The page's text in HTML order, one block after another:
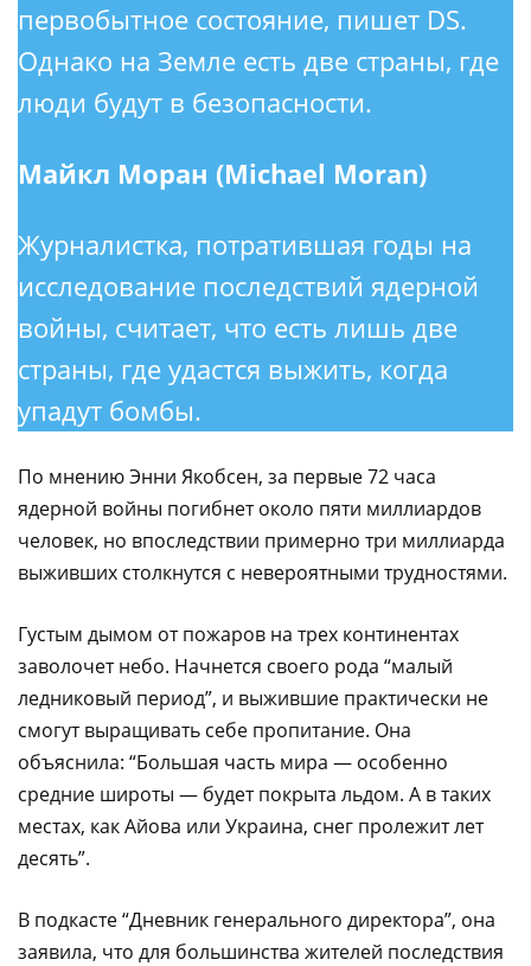
первобытное состояние, пишет DS.
Однако на Земле есть две страны, где
люди будут в безопасности.
Майкл Моран (Michael Moran)
Журналистка, потратившая годы на
исследование последствий ядерной
войны, считает, что есть лишь две
страны, где удастся выжить, когда
упадут бомбы.
По мнению Энни Якобсен, за первые 72 часа
ядерной войны погибнет около пяти миллиардов
человек, но впоследствии примерно три миллиарда
выживших столкнутся с невероятными трудностями.
Густым дымом от пожаров на трех континентах
заволочет небо. Начнется своего рода “малый
ледниковый период”, и выжившие практически не
смогут выращивать себе пропитание. Она
объяснила: “Большая часть мира — особенно
средние широты — будет покрыта льдом. А в таких
местах, как Айова или Украина, снег пролежит лет
десять”.
В подкасте “Дневник генерального директора”, она
заявила, что для большинства жителей последствия